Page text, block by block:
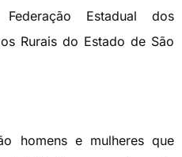
Estadual dos
Rurais do Estado de São
homens e mulheres que